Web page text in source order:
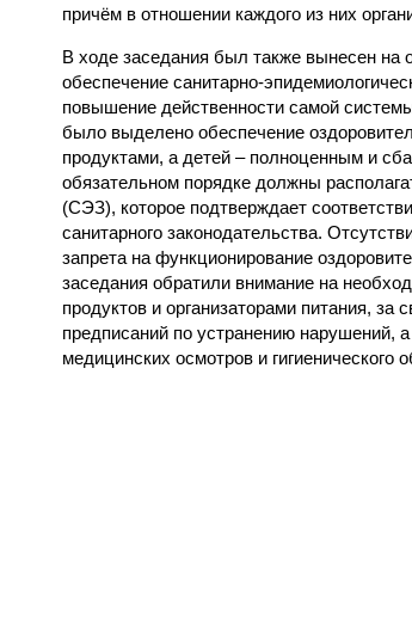
причём в отношении каждого из них
В ходе заседания был также вынесен на
обеспечение санитарно-
повышение действенности самой
было выделено обеспечение
продуктами, а детей – полноценным и
обязательном порядке должны
(СЭЗ), которое подтверждает
санитарного законодательства.
запрета на функционирование
заседания обратили внимание на
продуктов и организаторами питания,
предписаний по устранению нарушений,
медицинских осмотров и гигиенического